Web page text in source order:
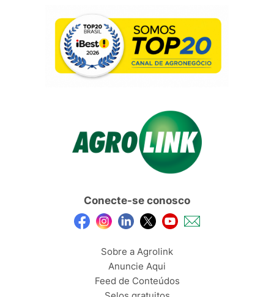
Conecte-se conosco
Sobre a Agrolink
Anuncie Aqui
Feed de Conteúdos